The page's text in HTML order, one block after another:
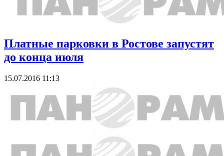
Платные парковки в Ростове запустят
до конца июля
15.07.2016 11:13